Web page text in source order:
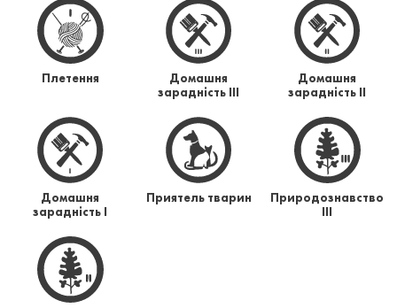
Плетення
Домашня
зарадність ІІІ
Домашня
зарадність ІІ
Домашня
зарадність І
Приятель тварин
Природознавство
ІІІ